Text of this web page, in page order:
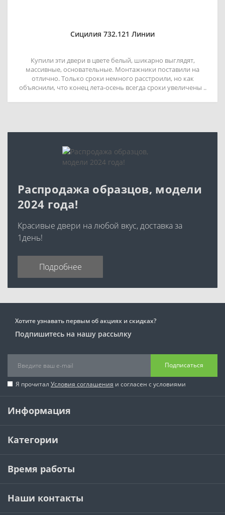
Сицилия 732.121 Линии
Купили эти двери в цвете белый, шикарно выглядят,
массивные, основательные. Монтажники поставили на
отлично. Только сроки немного расстроили, но как
объяснили, что конец лета-осень всегда сроки увеличены ..
Распродажа образцов, модели
2024 года!
Красивые двери на любой вкус, доставка за
1день!
Подробнее
Хотите узнавать первым об акциях и скидках?
Подпишитесь на нашу рассылку
Подписаться
Я прочитал Условия соглашения и согласен с условиями
Информация
Категории
Время работы
Наши контакты